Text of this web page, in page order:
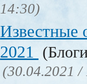
14:30)
Известные
2021
(30.04.2021 /